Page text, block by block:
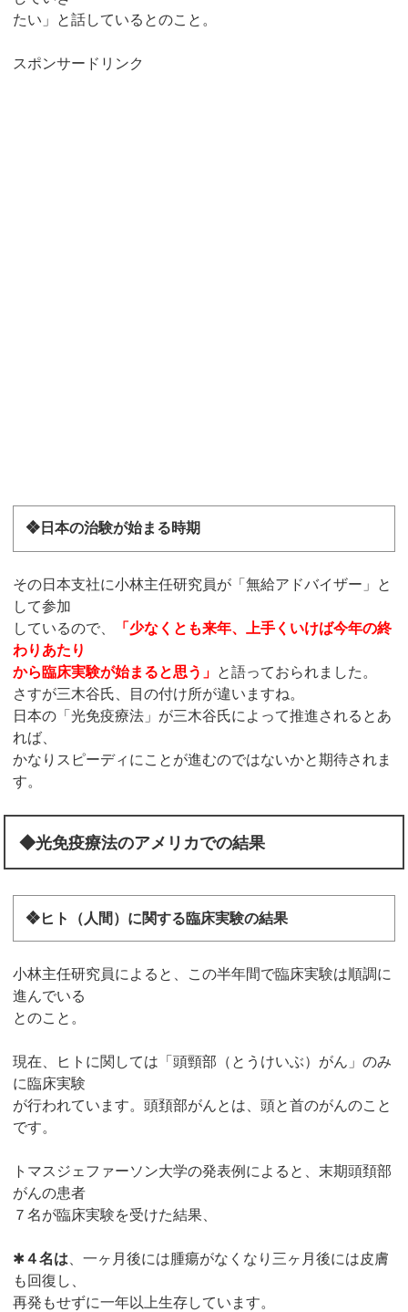
たい」と話しているとのこと。
スポンサードリンク
❖日本の治験が始まる時期
その日本支社に小林主任研究員が「無給アドバイザー」と
して参加
しているので、
「少なくとも来年、上手くいけば今年の終
わりあたり
から臨床実験が始まると思う」 と語っておられました。
さすが三木谷氏、目の付け所が違いますね。
日本の「光免疫療法」が三木谷氏によって推進されるとあ
れば、
かなりスピーディにことが進むのではないかと期待されま
す。
◆光免疫療法のアメリカでの結果
❖ヒト（人間）に関する臨床実験の結果
小林主任研究員によると、この半年間で臨床実験は順調に
進んでいる
とのこと。
現在、ヒトに関しては「頭頸部（とうけいぶ）がん」のみ
に臨床実験
が行われています。頭頚部がんとは、頭と首のがんのこと
です。
トマスジェファーソン大学の発表例によると、末期頭頚部
がんの患者
７名が臨床実験を受けた結果、
✱４名は、一ヶ月後には腫瘍がなくなり三ヶ月後には皮膚
も回復し、
再発もせずに一年以上生存しています。